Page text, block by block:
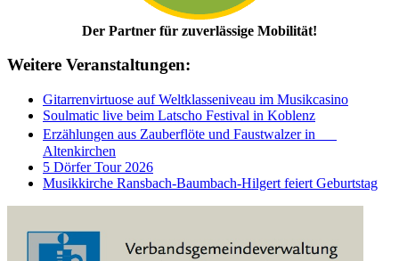
Der Partner für zuverlässige Mobilität!
Weitere Veranstaltungen:
Gitarrenvirtuose auf Weltklasseniveau im Musikcasino
Soulmatic live beim Latscho Festival in Koblenz
Erzählungen aus Zauberflöte und Faustwalzer in
Altenkirchen
5 Dörfer Tour 2026
Musikkirche Ransbach-Baumbach-Hilgert feiert Geburtstag